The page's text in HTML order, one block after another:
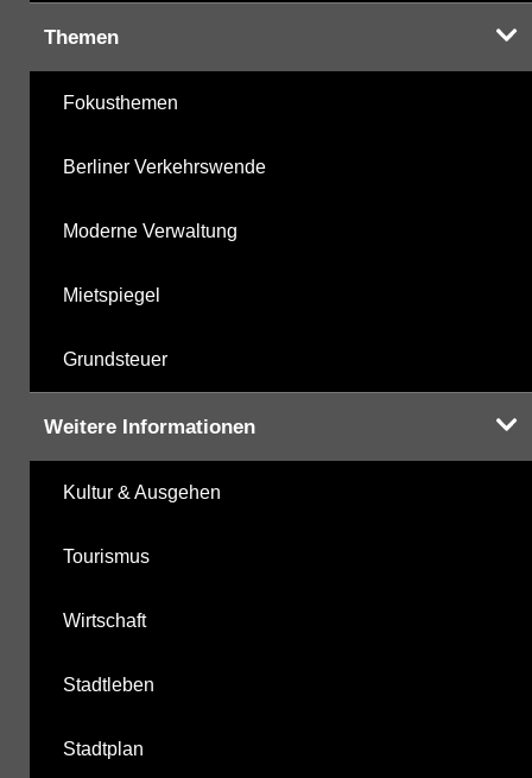
Themen
Fokusthemen
Berliner Verkehrswende
Moderne Verwaltung
Mietspiegel
Grundsteuer
Weitere Informationen
Kultur & Ausgehen
Tourismus
Wirtschaft
Stadtleben
Stadtplan